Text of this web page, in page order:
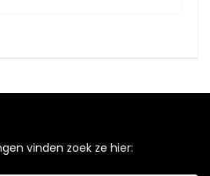
vinden zoek ze hier: